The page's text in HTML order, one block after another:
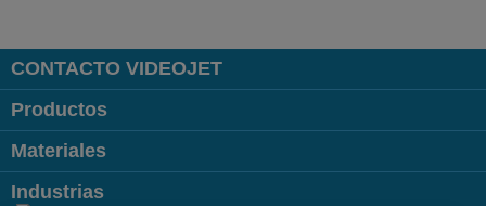
CONTACTO VIDEOJET
Productos
Materiales
Industrias